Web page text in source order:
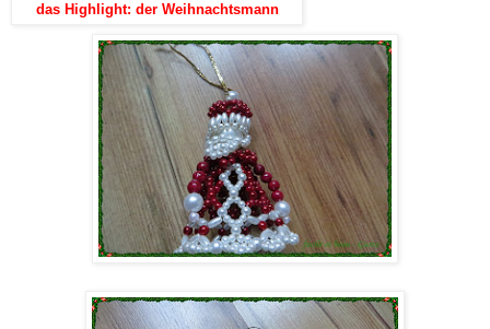
das Highlight: der Weihnachtsmann